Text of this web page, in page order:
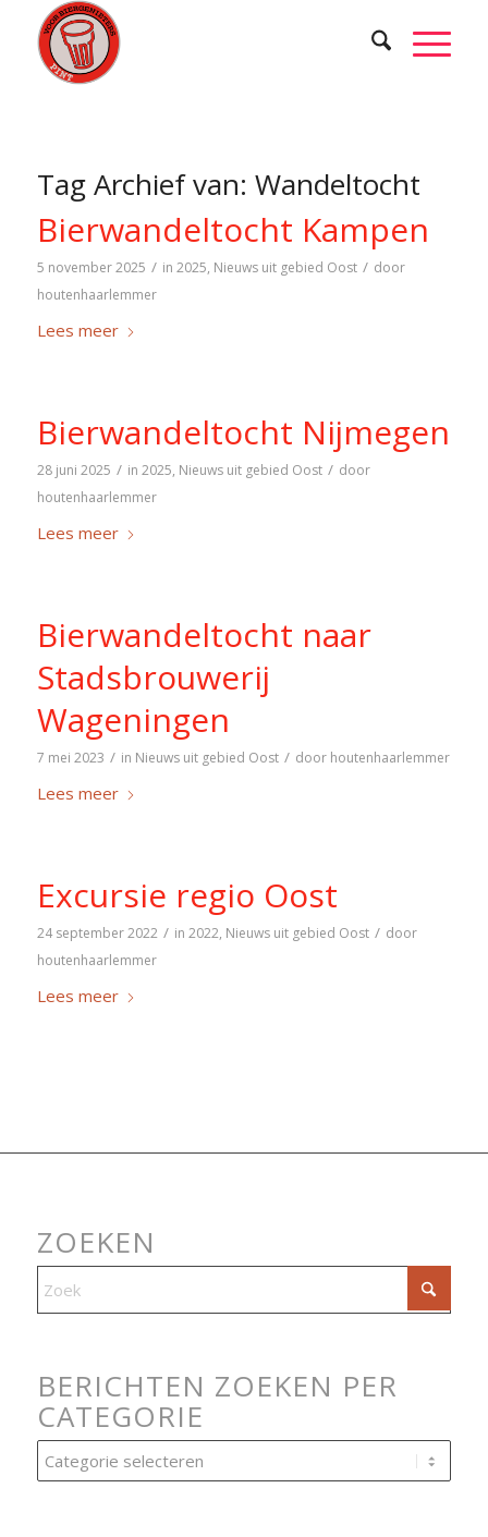
Tag Archief van: Wandeltocht
Bierwandeltocht Kampen
5 november 2025 / in 2025, Nieuws uit gebied Oost / door
houtenhaarlemmer
Lees meer
Bierwandeltocht Nijmegen
28 juni 2025 / in 2025, Nieuws uit gebied Oost / door
houtenhaarlemmer
Lees meer
Bierwandeltocht naar
Stadsbrouwerij
Wageningen
7 mei 2023 / in Nieuws uit gebied Oost / door houtenhaarlemmer
Lees meer
Excursie regio Oost
24 september 2022 / in 2022, Nieuws uit gebied Oost / door
houtenhaarlemmer
Lees meer
ZOEKEN
BERICHTEN ZOEKEN PER
CATEGORIE
Berichten
zoeken